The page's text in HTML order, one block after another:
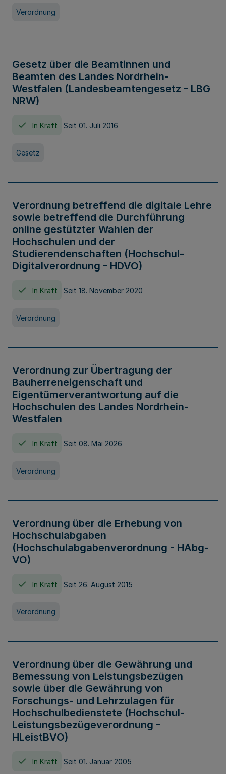
Verordnung
Gesetz über die Beamtinnen und
Beamten des Landes Nordrhein-
Westfalen (Landesbeamtengesetz - LBG
NRW)
In Kraft Seit 01. Juli 2016
Gesetz
Verordnung betreffend die digitale Lehre
sowie betreffend die Durchführung
online gestützter Wahlen der
Hochschulen und der
Studierendenschaften (Hochschul-
Digitalverordnung - HDVO)
In Kraft Seit 18. November 2020
Verordnung
Verordnung zur Übertragung der
Bauherreneigenschaft und
Eigentümerverantwortung auf die
Hochschulen des Landes Nordrhein-
Westfalen
In Kraft Seit 08. Mai 2026
Verordnung
Verordnung über die Erhebung von
Hochschulabgaben
(Hochschulabgabenverordnung - HAbg-
VO)
In Kraft Seit 26. August 2015
Verordnung
Verordnung über die Gewährung und
Bemessung von Leistungsbezügen
sowie über die Gewährung von
Forschungs- und Lehrzulagen für
Hochschulbedienstete (Hochschul-
Leistungsbezügeverordnung -
HLeistBVO)
In Kraft Seit 01. Januar 2005